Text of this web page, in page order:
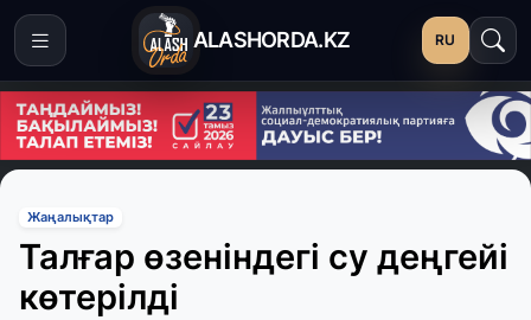
ALASHORDA.KZ RU
Жаңалықтар
Талғар өзеніндегі су деңгейі
көтерілді